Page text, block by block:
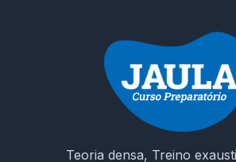
Teoria densa, Treino